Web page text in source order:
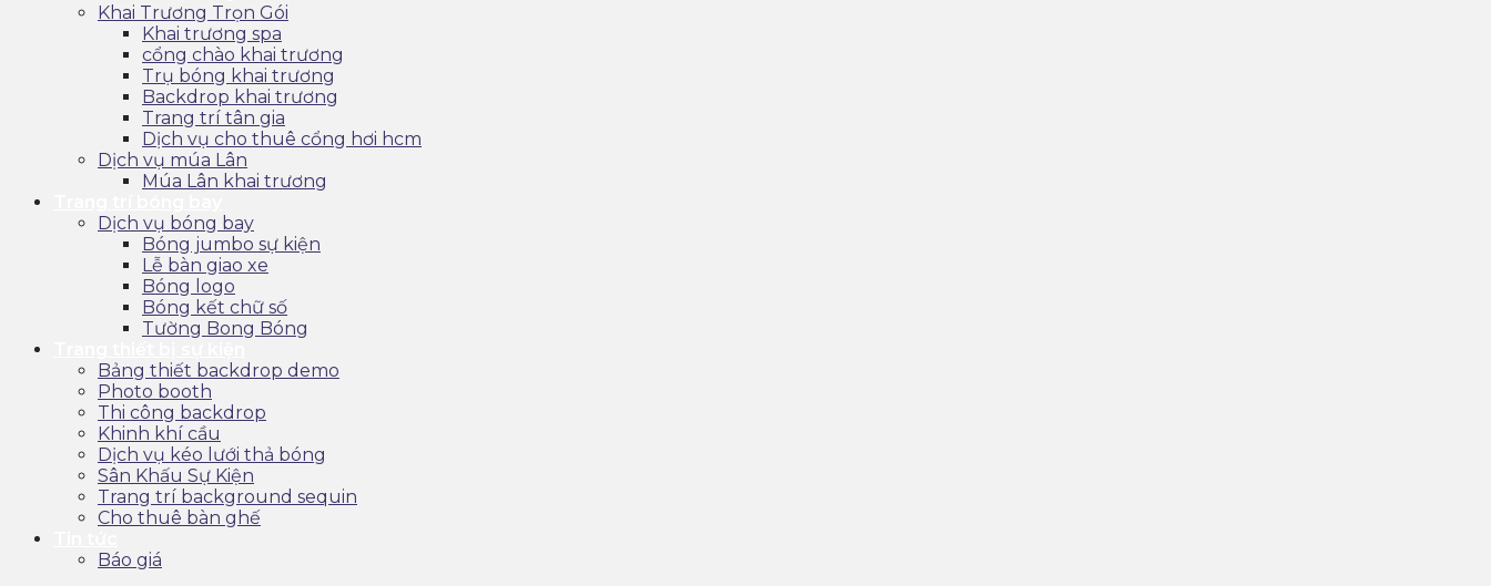
Khai Trương Trọn Gói
Khai trương spa
cổng chào khai trương
Trụ bóng khai trương
Backdrop khai trương
Trang trí tân gia
Dịch vụ cho thuê cổng hơi hcm
Dịch vụ múa Lân
Múa Lân khai trương
Dịch vụ bóng bay
Bóng jumbo sự kiện
Lễ bàn giao xe
Bóng logo
Bóng kết chữ số
Tường Bong Bóng
Bảng thiết backdrop demo
Photo booth
Thi công backdrop
Khinh khí cầu
Dịch vụ kéo lưới thả bóng
Sân Khấu Sự Kiện
Trang trí background sequin
Cho thuê bàn ghế
Báo giá